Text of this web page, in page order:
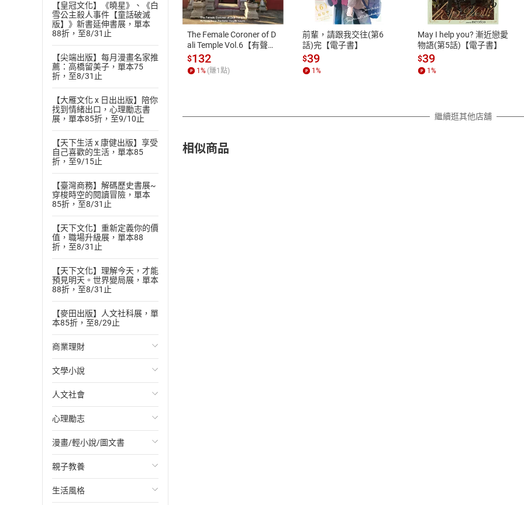
【皇冠文化】《曉星》、《白
雪公主殺人事件【童話破滅
版】》新書延伸書展，單本
88折，至8/31止
【尖端出版】每月漫畫名家推
薦：高橋留美子，單本75
折，至8/31止
【大雁文化 x 日出出版】陪你
找到情緒出口，心理勵志書
展，單本85折，至9/10止
【天下生活 x 康健出版】享受
自己喜歡的生活，單本85
折，至9/15止
【臺灣商務】解碼歷史書展~
穿梭時空的閱讀冒險，單本
85折，至8/31止
【天下文化】重新定義你的價
值，職場升級展，單本88
折，至8/31止
【天下文化】理解今天，才能
預見明天。世界變局展，單本
88折，至8/31止
【麥田出版】人文社科展，單
本85折，至8/29止
商業理財
投資理財
經濟/趨勢
財務/金融
管理/領導
職場工作術
成功法
文學小說
歐美文學
日本文學
韓國文學
華文文學
經典文學
人文社會
國際關係
政治
社會科學
台灣/中國歷史
心理勵志
心靈成長/情緒
人際關係
兩性關係
漫畫/輕小說/圖文書
輕小說
奇幻/科幻
親子教養
教育現場
生活風格
ATM轉帳、信用卡、LINE PAY、AFTEE
本店是否提供消費者保護法七日猶
之權利，遽消費者保護法及通訊交
除權合理例外情事適用準則，依商
質各有不同規定。詳細退換貨說明
照各商品說明。
The Female Coroner of D
ali Temple Vol.6【有聲
書】
$132
1 % (賺1 點)
前輩，請跟我交往(第6
話)完【電子書】
$39
1 %
May I help you? 漸近戀愛
物語(第5話)【電子書】
$39
1 %
繼續逛其他店舖
相似商品